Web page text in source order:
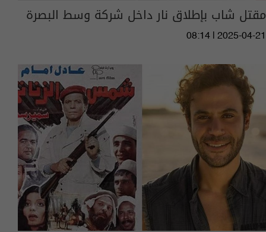
مقتل شاب بإطلاق نار داخل شركة وسط البصرة
08:14 | 2025-04-21